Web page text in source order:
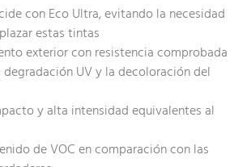
con Eco Ultra, evitando la necesidad
estas tintas
exterior con resistencia comprobada
UV y la decoloración del
y alta intensidad equivalentes al
de VOC en comparación con las